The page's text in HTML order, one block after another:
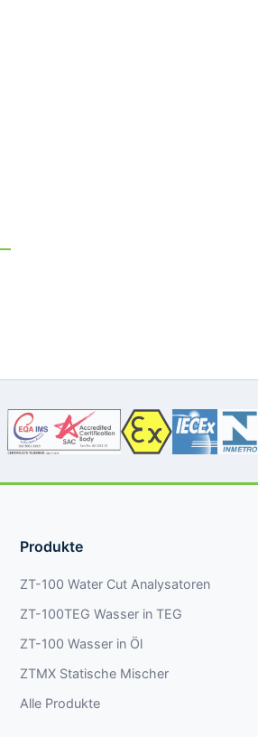
Produkte
ZT-100 Water Cut Analysatoren
ZT-100TEG Wasser in TEG
ZT-100 Wasser in Öl
ZTMX Statische Mischer
Alle Produkte